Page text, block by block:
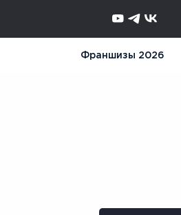
Франшизы 2026